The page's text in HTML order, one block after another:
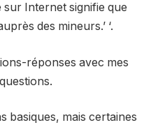
sur Internet signifie que
des mineurs.’ ‘.
réponses avec mes
basiques, mais certaines